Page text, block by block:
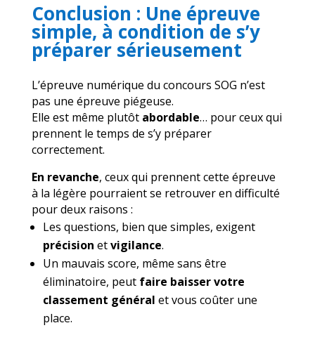
Conclusion : Une épreuve
simple, à condition de s’y
préparer sérieusement
L’épreuve numérique du concours SOG n’est
pas une épreuve piégeuse.
Elle est même plutôt abordable… pour ceux qui
prennent le temps de s’y préparer
correctement.
En revanche, ceux qui prennent cette épreuve
à la légère pourraient se retrouver en difficulté
pour deux raisons :
Les questions, bien que simples, exigent
précision etvigilance.
Un mauvais score, même sans être
éliminatoire, peut faire baisser votre
classement général et vous coûter une
place.